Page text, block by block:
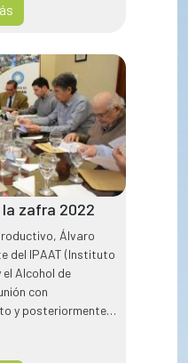
zafra 2022
Álvaro
del IPAAT (Instituto
el Alcohol de
con
y posteriormente